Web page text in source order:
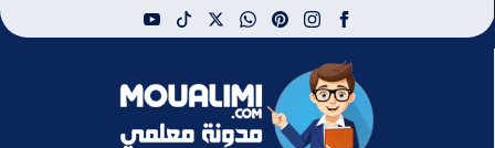
facebook
instagram
pinterest
whatsapp
x
tiktok
youtube
مدونة معلمي